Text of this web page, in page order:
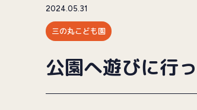
2024.05.31
三の丸こども園
公園へ遊びに行